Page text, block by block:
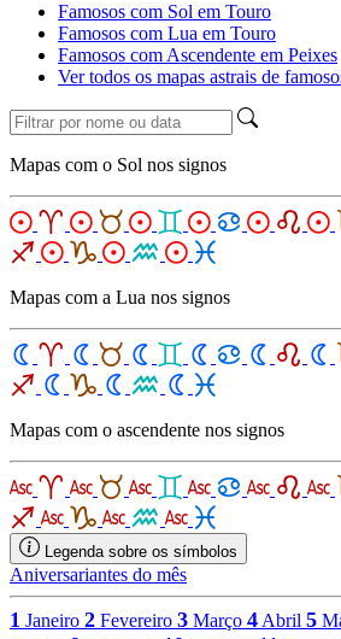
Famosos com Sol em Touro
Famosos com Lua em Touro
Famosos com Ascendente em Peixes
Ver todos os mapas astrais de
Mapas com o Sol nos signos
Mapas com a Lua nos signos
Mapas com o ascendente nos signos
Legenda sobre os símbolos
Aniversariantes do mês
1 Janeiro 2 Fevereiro 3 Março 4Abril 5